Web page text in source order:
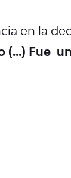
en la
(...) Fue